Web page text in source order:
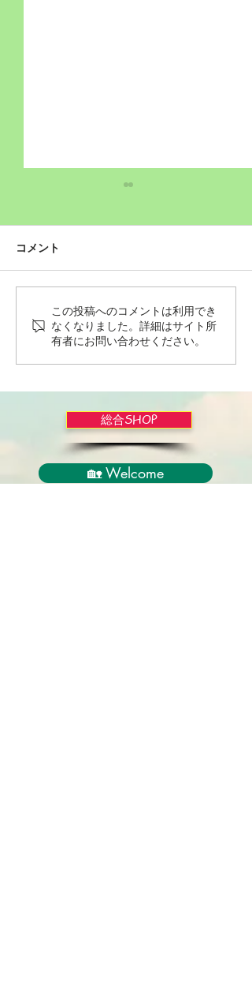
Wordだけで作っちゃおう
～★みことば職人るちゃ
ん('◇')ゞ
コメント
この投稿へのコメントは利用でき
なくなりました。詳細はサイト所
有者にお問い合わせください。
総合SHOP
🏡 Welcome